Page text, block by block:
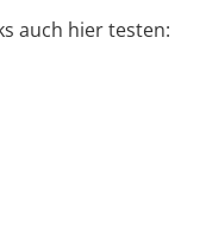
auch hier testen: